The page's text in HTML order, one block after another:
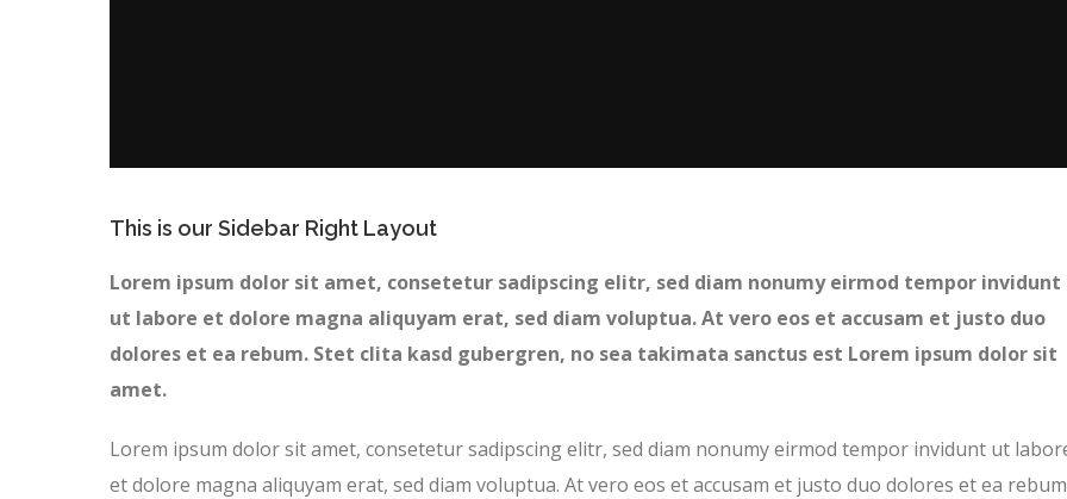
This is our Sidebar Right Layout
Lorem ipsum dolor sit amet, consetetur sadipscing elitr, sed diam nonumy eirmod tempor invidunt
ut labore et dolore magna aliquyam erat, sed diam voluptua. At vero eos et accusam et justo duo
dolores et ea rebum. Stet clita kasd gubergren, no sea takimata sanctus est Lorem ipsum dolor sit
amet.
Lorem ipsum dolor sit amet, consetetur sadipscing elitr, sed diam nonumy eirmod tempor invidunt ut
et dolore magna aliquyam erat, sed diam voluptua. At vero eos et accusam et justo duo dolores et ea